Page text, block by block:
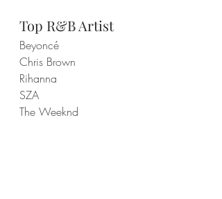
Top R&B Artist
Beyoncé
Chris Brown
Rihanna
SZA
The Weeknd